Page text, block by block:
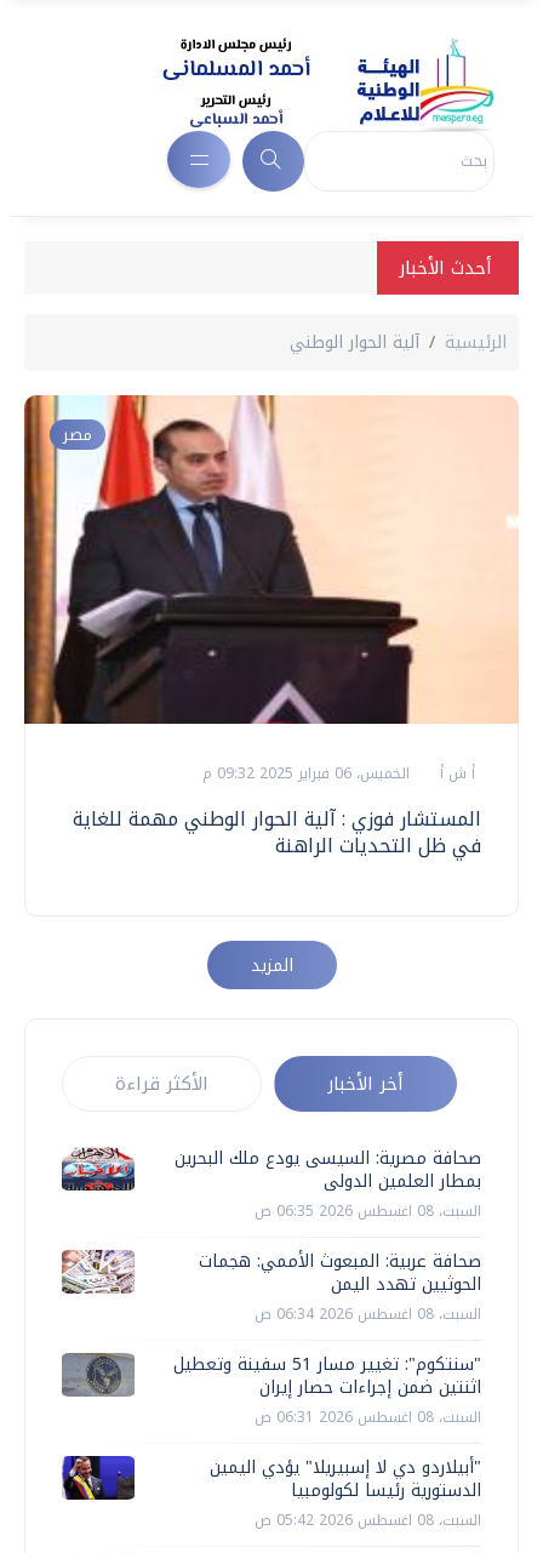
أحدث الأخبار
الرئيسية آلية الحوار الوطني
مصر
أ ش أ الخميس، 06 فبراير 2025 09:32 م
المستشار فوزي : آلية الحوار الوطني مهمة للغاية
في ظل التحديات الراهنة
المزيد
أخر الأخبار الأكثر قراءة
صحافة مصرية: السيسى يودع ملك البحرين
بمطار العلمين الدولى
السبت، 08 اغسطس 2026 06:35 ص
صحافة عربية: المبعوث الأممي: هجمات
الحوثيين تهدد اليمن
السبت، 08 اغسطس 2026 06:34 ص
"سنتكوم": تغيير مسار 51 سفينة وتعطيل
اثنتين ضمن إجراءات حصار إيران
السبت، 08 اغسطس 2026 06:31 ص
"أبيلاردو دي لا إسبيريلا" يؤدي اليمين
الدستورية رئيسا لكولومبيا
السبت، 08 اغسطس 2026 05:42 ص